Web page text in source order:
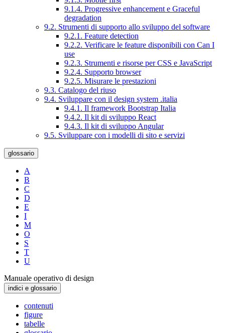
9.1.4. Progressive enhancement e Graceful
degradation
9.2. Strumenti di supporto allo sviluppo del software
9.2.1. Feature detection
9.2.2. Verificare le feature disponibili con Can I
use
9.2.3. Strumenti e risorse per CSS e JavaScript
9.2.4. Supporto browser
9.2.5. Misurare le prestazioni
9.3. Catalogo del riuso
9.4. Sviluppare con il design system .italia
9.4.1. Il framework Bootstrap Italia
9.4.2. Il kit di sviluppo React
9.4.3. Il kit di sviluppo Angular
9.5. Sviluppare con i modelli di sito e servizi
glossario
A
B
C
D
E
I
M
O
S
T
U
Manuale operativo di design
indici e glossario
contenuti
figure
tabelle